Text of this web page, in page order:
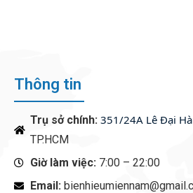
Thông tin
Trụ sở chính: 351/24A Lê Đại
TP.HCM
Giờ làm việc: 7:00 – 22:00
Email: